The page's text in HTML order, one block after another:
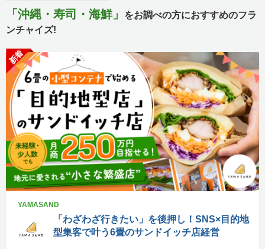
「沖縄・寿司・海鮮」
をお調べの方におすすめのフラ
ンチャイズ!
新着
YAMASAND
「わざわざ行きたい」を後押し！SNS×目的地
型集客で叶う6畳のサンドイッチ店経営